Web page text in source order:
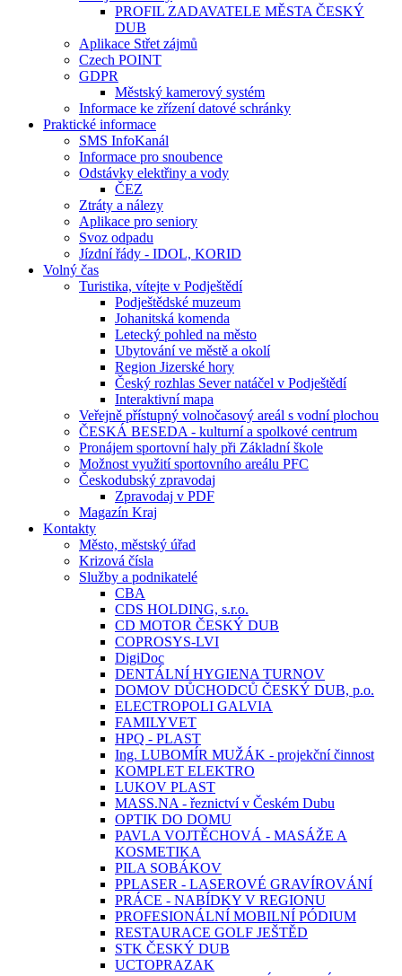
PROFIL ZADAVATELE MĚSTA ČESKÝ
DUB
Aplikace Střet zájmů
Czech POINT
GDPR
Městský kamerový systém
Informace ke zřízení datové schránky
Praktické informace
SMS InfoKanál
Informace pro snoubence
Odstávky elektřiny a vody
ČEZ
Ztráty a nálezy
Aplikace pro seniory
Svoz odpadu
Jízdní řády - IDOL, KORID
Volný čas
Turistika, vítejte v Podještědí
Podještědské muzeum
Johanitská komenda
Letecký pohled na město
Ubytování ve městě a okolí
Region Jizerské hory
Český rozhlas Sever natáčel v Podještědí
Interaktivní mapa
Veřejně přístupný volnočasový areál s vodní plochou
ČESKÁ BESEDA - kulturní a spolkové centrum
Pronájem sportovní haly při Základní škole
Možnost využití sportovního areálu PFC
Českodubský zpravodaj
Zpravodaj v PDF
Magazín Kraj
Kontakty
Město, městský úřad
Krizová čísla
Služby a podnikatelé
CBA
CDS HOLDING, s.r.o.
CD MOTOR ČESKÝ DUB
COPROSYS-LVI
DigiDoc
DENTÁLNÍ HYGIENA TURNOV
DOMOV DŮCHODCŮ ČESKÝ DUB, p.o.
ELECTROPOLI GALVIA
FAMILYVET
HPQ - PLAST
Ing. LUBOMÍR MUŽÁK - projekční činnost
KOMPLET ELEKTRO
LUKOV PLAST
MASS.NA - řeznictví v Českém Dubu
OPTIK DO DOMU
PAVLA VOJTĚCHOVÁ - MASÁŽE A
KOSMETIKA
PILA SOBÁKOV
PPLASER - LASEROVÉ GRAVÍROVÁNÍ
PRÁCE - NABÍDKY V REGIONU
PROFESIONÁLNÍ MOBILNÍ PÓDIUM
RESTAURACE GOLF JEŠTĚD
STK ČESKÝ DUB
UCTOPRAZAK